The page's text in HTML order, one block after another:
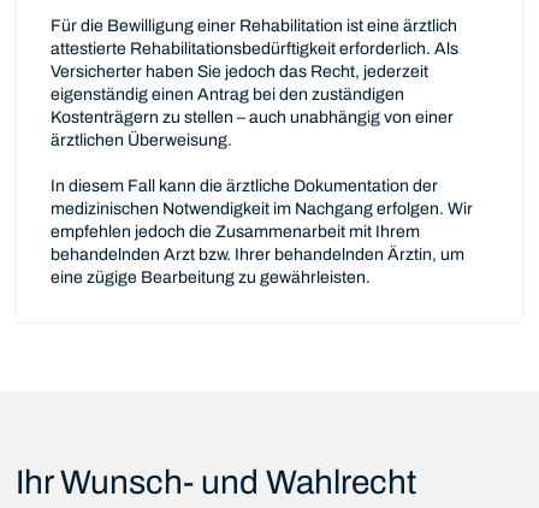
Für die Bewilligung einer Rehabilitation ist eine ärztlich
attestierte Rehabilitationsbedürftigkeit erforderlich. Als
Versicherter haben Sie jedoch das Recht, jederzeit
eigenständig einen Antrag bei den zuständigen
Kostenträgern zu stellen – auch unabhängig von einer
ärztlichen Überweisung.
In diesem Fall kann die ärztliche Dokumentation der
medizinischen Notwendigkeit im Nachgang erfolgen. Wir
empfehlen jedoch die Zusammenarbeit mit Ihrem
behandelnden Arzt bzw. Ihrer behandelnden Ärztin, um
eine zügige Bearbeitung zu gewährleisten.
Ihr Wunsch- und Wahlrecht